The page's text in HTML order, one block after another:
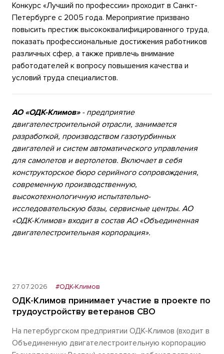
Конкурс «Лучший по профессии» проходит в Санкт-
Петербурге с 2005 года. Мероприятие призвано
повысить престиж высококвалифицированного труда,
показать профессиональные достижения работников
различных сфер, а также привлечь внимание
работодателей к вопросу повышения качества и
условий труда специалистов.
АО «ОДК-Климов»- предприятие
двигателестроительной отрасли, занимается
разработкой, производством газотурбинных
двигателей и систем автоматического управления
для самолетов и вертолетов. Включает в себя
конструкторское бюро серийного сопровождения,
современную производственную,
высокотехнологичную испытательно-
исследовательскую базы, сервисные центры. АО
«ОДК-Климов» входит в состав АО «Объединенная
двигателестроительная корпорация».
27.07.2026 #ОДК-Климов
ОДК-Климов принимает участие в проекте по
трудоустройству ветеранов СВО
На петербургском предприятии ОДК-Климов (входит в
Объединенную двигателестроительную корпорацию